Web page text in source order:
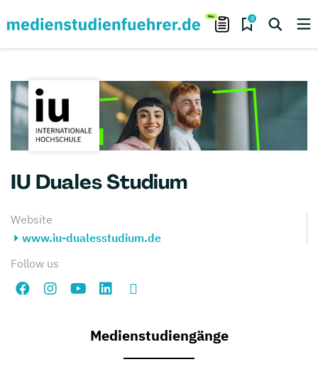
0
IU Duales Studium
Website
www.iu-dualesstudium.de
Follow us
Medienstudiengänge